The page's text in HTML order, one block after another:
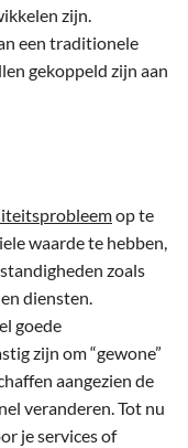
zijn.
een traditionele
gekoppeld zijn aan
op te
waarde te hebben,
zoals
diensten.
goede
zijn om “gewone”
aangezien de
veranderen. Tot nu
je services of